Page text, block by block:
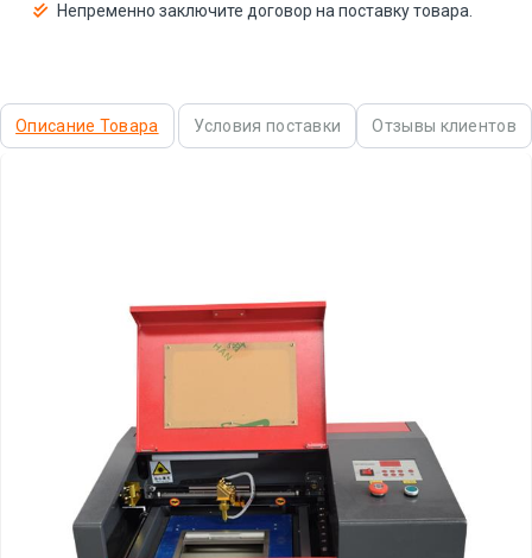
Непременно заключите договор на поставку товара.
Описание Товара Условия поставки Отзывы клиентов